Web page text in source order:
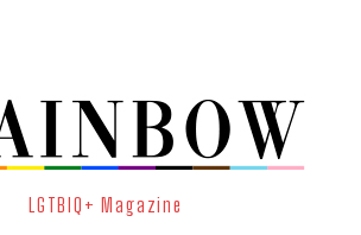
LGTBIQ+ Magazine